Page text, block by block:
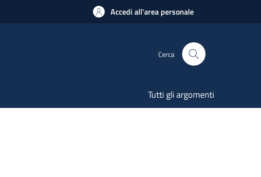
Accedi all'area personale
Cerca
Tutti gli argomenti